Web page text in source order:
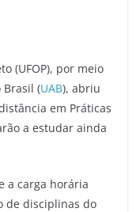
(UFOP), por meio
Brasil (UAB), abriu
em Práticas
a estudar ainda
a carga horária
de disciplinas do